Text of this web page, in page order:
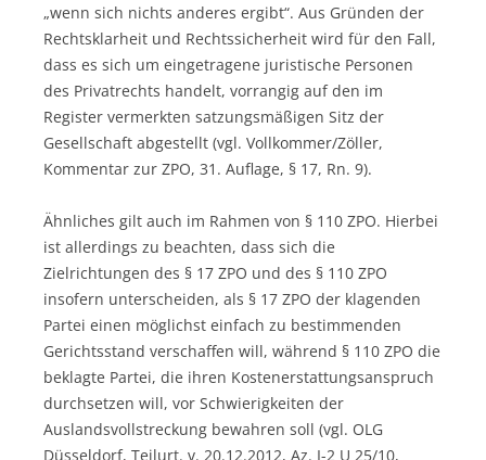
„wenn sich nichts anderes ergibt“. Aus Gründen der
Rechtsklarheit und Rechtssicherheit wird für den Fall,
dass es sich um eingetragene juristische Personen
des Privatrechts handelt, vorrangig auf den im
Register vermerkten satzungsmäßigen Sitz der
Gesellschaft abgestellt (vgl. Vollkommer/Zöller,
Kommentar zur ZPO, 31. Auflage, § 17, Rn. 9).
Ähnliches gilt auch im Rahmen von § 110 ZPO. Hierbei
ist allerdings zu beachten, dass sich die
Zielrichtungen des § 17 ZPO und des § 110 ZPO
insofern unterscheiden, als § 17 ZPO der klagenden
Partei einen möglichst einfach zu bestimmenden
Gerichtsstand verschaffen will, während § 110 ZPO die
beklagte Partei, die ihren Kostenerstattungsanspruch
durchsetzen will, vor Schwierigkeiten der
Auslandsvollstreckung bewahren soll (vgl. OLG
Düsseldorf, Teilurt. v. 20.12.2012, Az. I-2 U 25/10,